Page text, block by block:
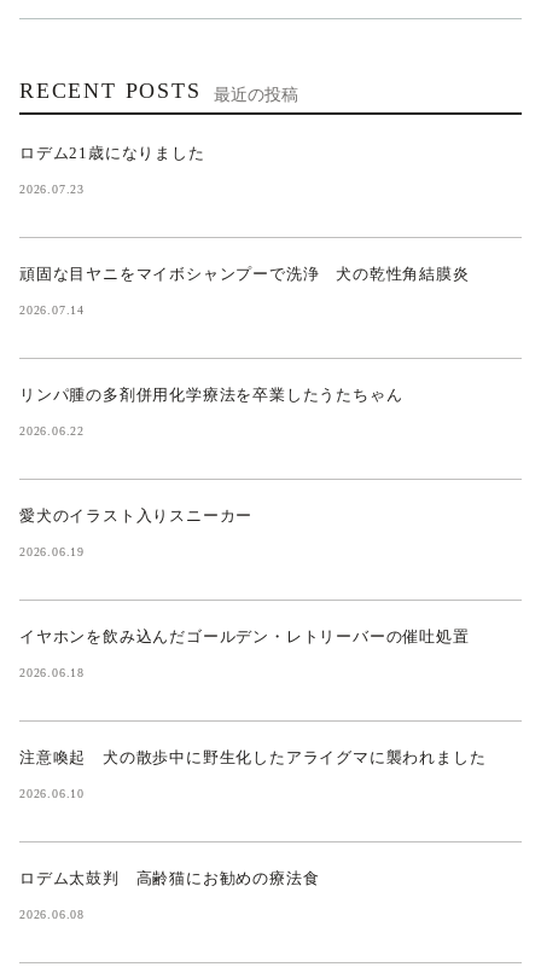
RECENT POSTS 最近の投稿
ロデム21歳になりました
2026.07.23
頑固な目ヤニをマイボシャンプーで洗浄 犬の乾性角結膜炎
2026.07.14
リンパ腫の多剤併用化学療法を卒業したうたちゃん
2026.06.22
愛犬のイラスト入りスニーカー
2026.06.19
イヤホンを飲み込んだゴールデン・レトリーバーの催吐処置
2026.06.18
注意喚起 犬の散歩中に野生化したアライグマに襲われました
2026.06.10
ロデム太鼓判 高齢猫にお勧めの療法食
2026.06.08